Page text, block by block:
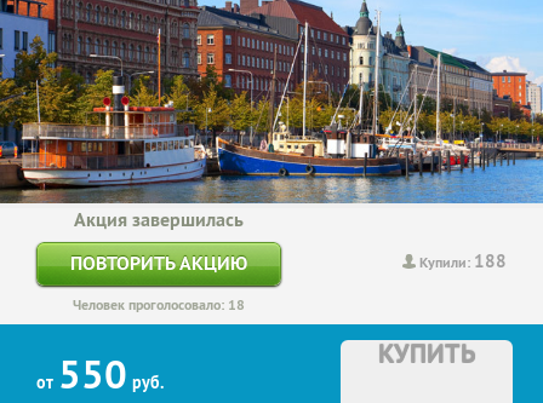
Купили: 188
Акция завершилась
ПОВТОРИТЬ АКЦИЮ
Человек проголосовало: 18
от 550 руб.
КУПИТЬ